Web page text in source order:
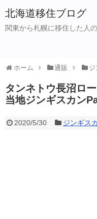
北海道移住ブログ
関東から札幌に移住した人
ホーム 通販 ジ
タンネトウ長沼ロ
当地ジンギスカン
2020/5/30 ジンギス